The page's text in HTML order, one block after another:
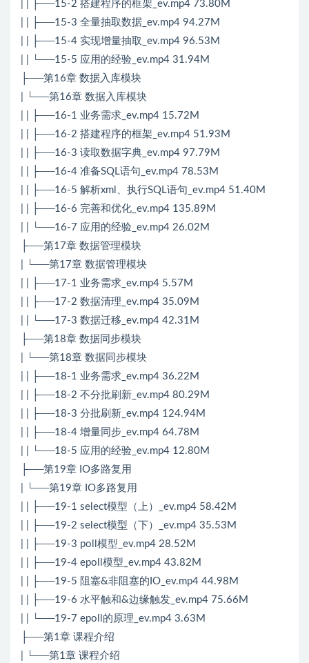
| | ├──15-2 搭建程序的框架_ev.mp4 73.80M
| | ├──15-3 全量抽取数据_ev.mp4 94.27M
| | ├──15-4 实现增量抽取_ev.mp4 96.53M
| | └──15-5 应用的经验_ev.mp4 31.94M
├──第16章 数据入库模块
| └──第16章 数据入库模块
| | ├──16-1 业务需求_ev.mp4 15.72M
| | ├──16-2 搭建程序的框架_ev.mp4 51.93M
| | ├──16-3 读取数据字典_ev.mp4 97.79M
| | ├──16-4 准备SQL语句_ev.mp4 78.53M
| | ├──16-5 解析xml、执行SQL语句_ev.mp4 51.40M
| | ├──16-6 完善和优化_ev.mp4 135.89M
| | └──16-7 应用的经验_ev.mp4 26.02M
├──第17章 数据管理模块
| └──第17章 数据管理模块
| | ├──17-1 业务需求_ev.mp4 5.57M
| | ├──17-2 数据清理_ev.mp4 35.09M
| | └──17-3 数据迁移_ev.mp4 42.31M
├──第18章 数据同步模块
| └──第18章 数据同步模块
| | ├──18-1 业务需求_ev.mp4 36.22M
| | ├──18-2 不分批刷新_ev.mp4 80.29M
| | ├──18-3 分批刷新_ev.mp4 124.94M
| | ├──18-4 增量同步_ev.mp4 64.78M
| | └──18-5 应用的经验_ev.mp4 12.80M
├──第19章 IO多路复用
| └──第19章 IO多路复用
| | ├──19-1 select模型（上）_ev.mp4 58.42M
| | ├──19-2 select模型（下）_ev.mp4 35.53M
| | ├──19-3 poll模型_ev.mp4 28.52M
| | ├──19-4 epoll模型_ev.mp4 43.82M
| | ├──19-5 阻塞&非阻塞的IO_ev.mp4 44.98M
| | ├──19-6 水平触和&边缘触发_ev.mp4 75.66M
| | └──19-7 epoll的原理_ev.mp4 3.63M
├──第1章 课程介绍
| └──第1章 课程介绍